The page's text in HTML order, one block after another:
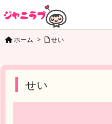
ホーム > せい
せい